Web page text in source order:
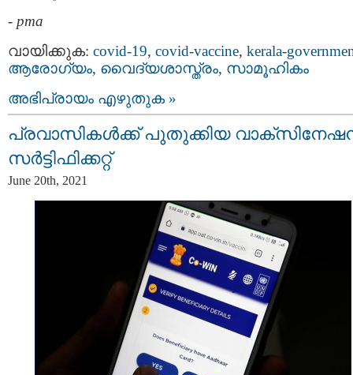
- pma
വായിക്കുക: covid-19, covid-vaccine, kerala-
ആരോഗ്യം, വൈദ്യശാസ്ത്രം, സാമൂഹികം
അഭിപ്രായം എഴുതുക »
പ്രവാസികള്‍ക്ക് പുതുക്കിയ
സര്‍ട്ടിഫിക്കറ്റ്
June 20th, 2021